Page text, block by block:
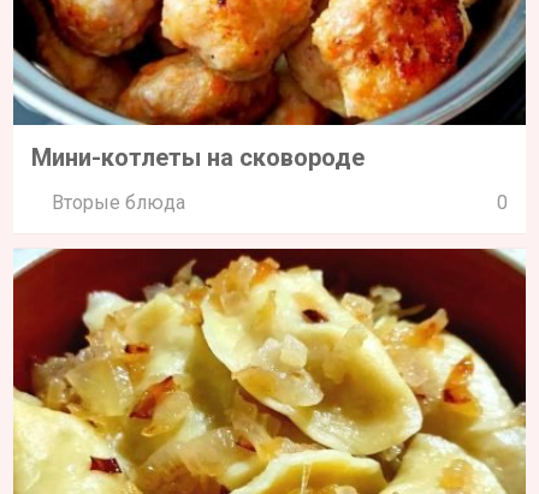
Мини-котлеты на сковороде
Вторые блюда 0